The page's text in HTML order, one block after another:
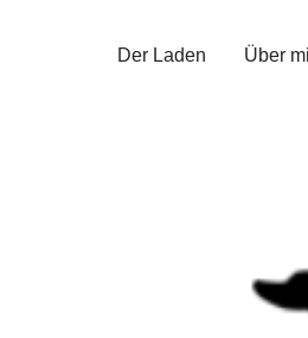
Der Laden Über